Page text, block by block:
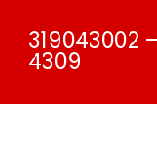
319043002
4309